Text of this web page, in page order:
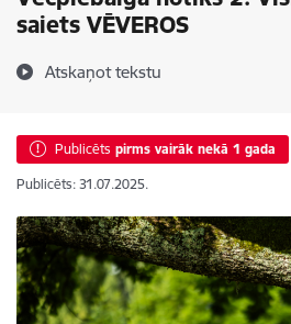
saiets VĒVEROS
Atskaņot tekstu
Publicēts pirms vairāk nekā 1 gada
Publicēts: 31.07.2025.